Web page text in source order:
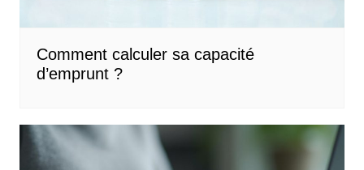
Comment calculer sa capacité
d’emprunt ?